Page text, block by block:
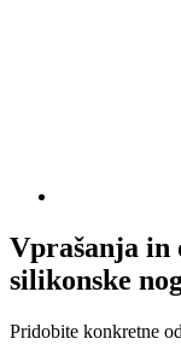
Vprašanja in
silikonske
Pridobite konkretne